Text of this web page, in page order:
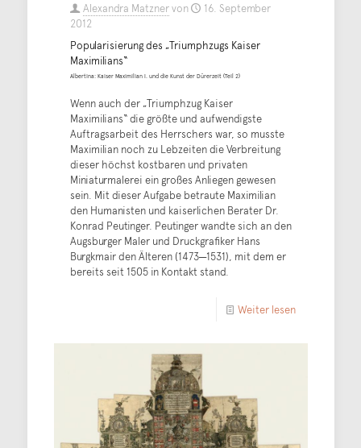
Alexandra Matznervon
16. September
2012
Popularisierung des „Triumphzugs Kaiser
Maximilians“
Albertina: Kaiser Maximilian I. und die Kunst der Dürerzeit (Teil 2)
Wenn auch der „Triumphzug Kaiser
Maximilians“ die größte und aufwendigste
Auftragsarbeit des Herrschers war, so musste
Maximilian noch zu Lebzeiten die Verbreitung
dieser höchst kostbaren und privaten
Miniaturmalerei ein großes Anliegen gewesen
sein. Mit dieser Aufgabe betraute Maximilian
den Humanisten und kaiserlichen Berater Dr.
Konrad Peutinger. Peutinger wandte sich an den
Augsburger Maler und Druckgrafiker Hans
Burgkmair den Älteren (1473─1531), mit dem er
bereits seit 1505 in Kontakt stand.
Weiter lesen